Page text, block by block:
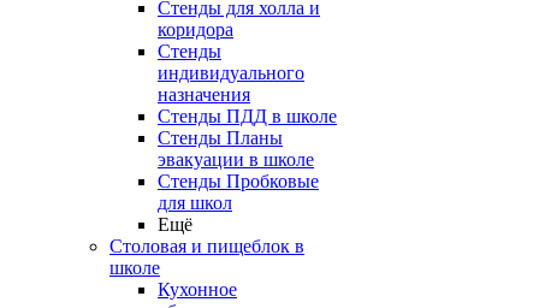
Стенды для холла и
коридора
Стенды
индивидуального
назначения
Стенды ПДД в школе
Стенды Планы
эвакуации в школе
Стенды Пробковые
для школ
Ещё
Столовая и пищеблок в
школе
Кухонное